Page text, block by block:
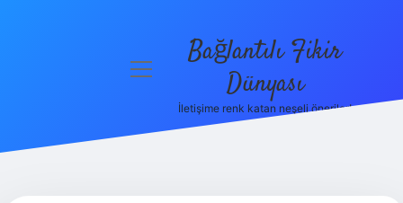
menüyü
Bağlantılı Fikir
Dünyası
İletişime renk katan neşeli öneriler!